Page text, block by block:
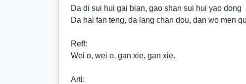
Da di sui hui gai bian, gao shan sui hui yao dong
Da hai fan teng, da lang chan dou, dan wo men
Reff:
Wei o, wei o, gan xie, gan xie.
Arti: